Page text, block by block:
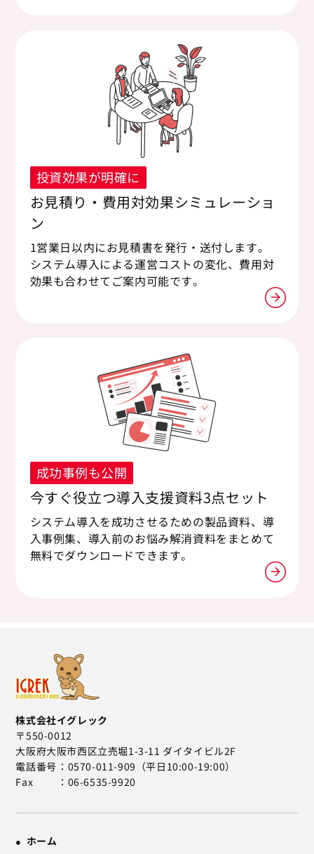
投資効果が明確に
お見積り・費用対効果シミュレーショ
ン
1営業日以内にお見積書を発行・送付します。
システム導入による運営コストの変化、費用対
効果も合わせてご案内可能です。
成功事例も公開
今すぐ役立つ導入支援資料3点セット
システム導入を成功させるための製品資料、導
入事例集、導入前のお悩み解消資料をまとめて
無料でダウンロードできます。
株式会社イグレック
〒550-0012
大阪府大阪市西区立売堀1-3-11 ダイタイビル2F
電話番号
0570-011-909（平日10:00-19:00）
Fax
06-6535-9920
ホーム